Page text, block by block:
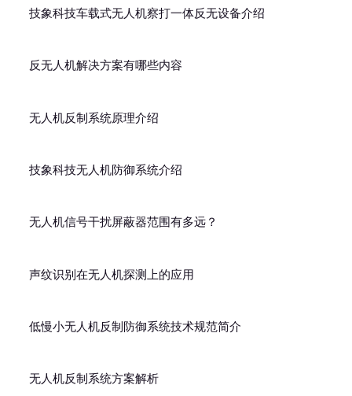
技象科技车载式无人机察打一体反无设备介绍
反无人机解决方案有哪些内容
无人机反制系统原理介绍
技象科技无人机防御系统介绍
无人机信号干扰屏蔽器范围有多远？
声纹识别在无人机探测上的应用
低慢小无人机反制防御系统技术规范简介
无人机反制系统方案解析